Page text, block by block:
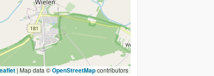
| Map data ©OpenStreetMapcontributors